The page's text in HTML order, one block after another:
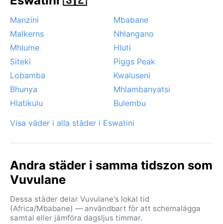
landskapet, men fenomen som snö, orkaner eller
sirocco är okända här. Klimatet är förutsägbart och
bjuder på tydlig kontrast mellan regnig sommar och
solig, torr vinter.
Manzini
Mbabane
Malkerns
Nhlangano
Mhlume
Hluti
Siteki
Piggs Peak
Lobamba
Kwaluseni
Bhunya
Mhlambanyatsi
Hlatikulu
Bulembu
Visa väder i alla städer i Eswatini
Andra städer i samma tidszon som
Vuvulane
Dessa städer delar Vuvulane's lokal tid
(Africa/Mbabane) — användbart för att schemalägga
samtal eller jämföra dagsljus timmar.